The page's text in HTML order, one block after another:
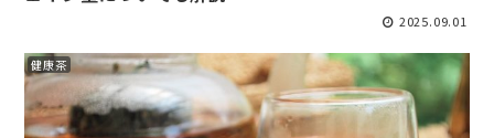
2025.09.01
健康茶